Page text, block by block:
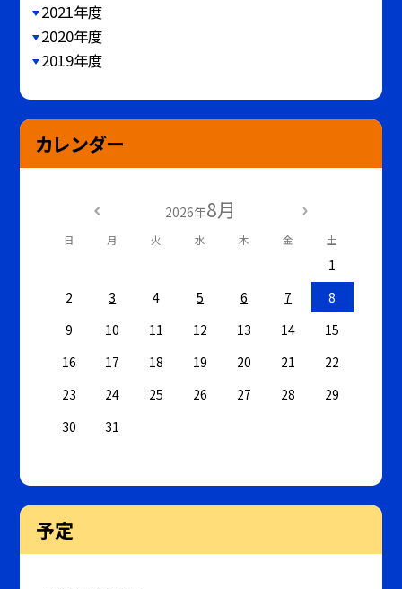
2021年度
2020年度
2019年度
カレンダー
2026年8月
日 月 火 水 木 金 土
1
2
3 4 5 6 7
8
9
10 11 12 13 14
15
16
17 18 19 20 21
22
23
24 25 26 27 28
29
30
31
予定